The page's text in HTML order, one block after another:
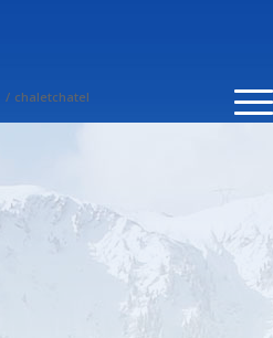
/ chaletchatel